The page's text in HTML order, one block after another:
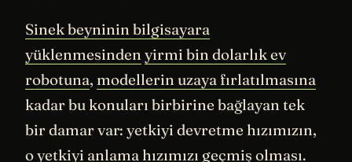
Sinek beyninin bilgisayara
yüklenmesinden yirmi bin dolarlık ev
robotuna, modellerin uzaya fırlatılmasına
kadar bu konuları birbirine bağlayan tek
bir damar var: yetkiyi devretme hızımızın,
o yetkiyi anlama hızımızı geçmiş olması.